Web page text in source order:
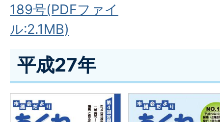
189号(PDFファイ
ル:2.1MB)
平成27年